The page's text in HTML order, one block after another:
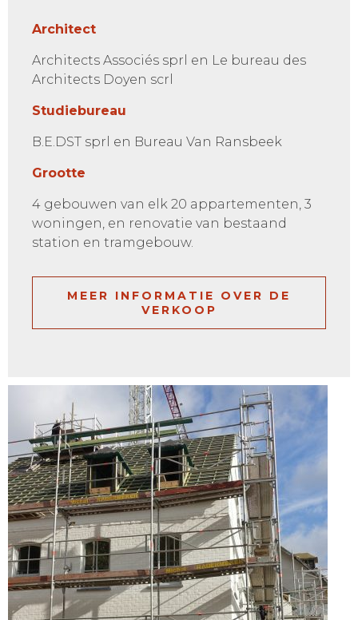
Architect
Architects Associés sprl en Le bureau des
Architects Doyen scrl
Studiebureau
B.E.DST sprl en Bureau Van Ransbeek
Grootte
4 gebouwen van elk 20 appartementen, 3
woningen, en renovatie van bestaand
station en tramgebouw.
MEER INFORMATIE OVER DE
VERKOOP